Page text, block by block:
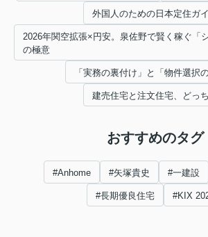
外国人のための日本定住ガ
2026年関空拡張×円安。泉佐野で賢く稼ぐ「
の極意
「実務の裏付け」と「物件選択
建売住宅と注文住宅、どっ
おすすめのタグ
#Anhome #矢塚貴史 #一建設
#長期優良住宅 #KIX